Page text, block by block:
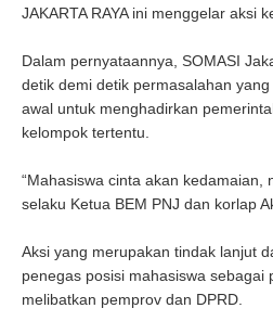
JAKARTA RAYA ini menggelar aksi
Dalam pernyataannya, SOMASI
detik demi detik permasalahan
awal untuk menghadirkan
kelompok tertentu.
“Mahasiswa cinta akan
selaku Ketua BEM PNJ dan korlap
Aksi yang merupakan tindak lanjut
penegas posisi mahasiswa sebagai
melibatkan pemprov dan DPRD.